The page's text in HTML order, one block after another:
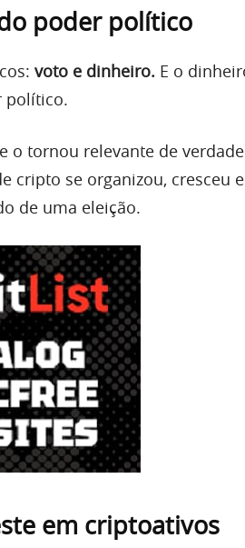
poder político
voto e dinheiro. E o
político.
o tornou relevante de
cripto se organizou, cresceu
de uma eleição.
em criptoativos